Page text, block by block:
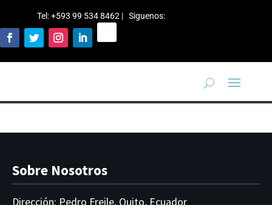
Tel: +593 99 534 8462 | Siguenos:
Sobre Nosotros
Dirección: Pedro Freile, Quito, Ecuador